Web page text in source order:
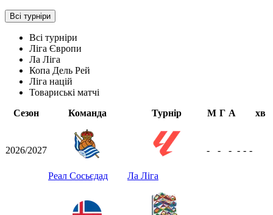
Всі турніри
Всі турніри
Ліга Європи
Ла Ліга
Копа Дель Рей
Ліга націй
Товариські матчі
Сезон
Команда Турнір М Г А хв
2026/2027
Реал Сосьєдад Ла Ліга
- - - - - -